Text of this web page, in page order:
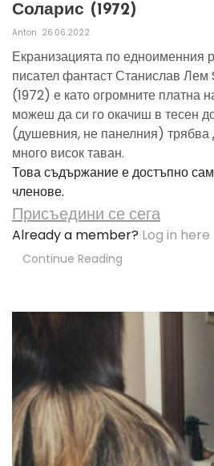
Соларис (1972)
Anton 26.06.2022
Екранизацията по едноименния
писател фантаст Станислав
(1972) е като огромните платна
можеш да си го окачиш в тесен
(душевния, не панелния)
много висок таван.
Това съдържание е достъпно
членове.
Присъедини се сега
Already a member? Log in here
Continue Reading